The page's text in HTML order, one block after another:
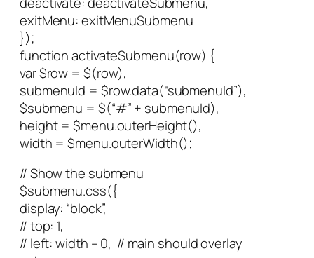
exitMenu: exitMenuSubmenu
});
function activateSubmenu(row) {
var $row = $(row),
submenuId = $row.data(“submenuId”),
$submenu = $(“#” + submenuId),
height = $menu.outerHeight(),
width = $menu.outerWidth();
// Show the submenu
$submenu.css({
display: “block”,
// top: 1,
// left: width – 0, // main should overlay